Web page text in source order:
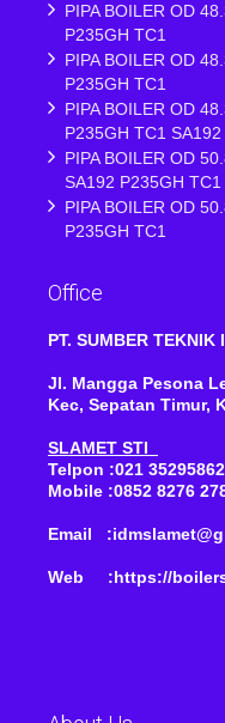
PIPA BOILER OD
P235GH TC1
PIPA BOILER OD
P235GH TC1
PIPA BOILER OD
P235GH TC1 SA192
PIPA BOILER OD
SA192 P235GH TC1
PIPA BOILER OD
P235GH TC1
Office
PT. SUMBER TEKNIK
Jl. Mangga Pesona
Kec, Sepatan Timur,
SLAMET STI
Telpon :021 35295862
Mobile :0852 8276
Email
Web :https://